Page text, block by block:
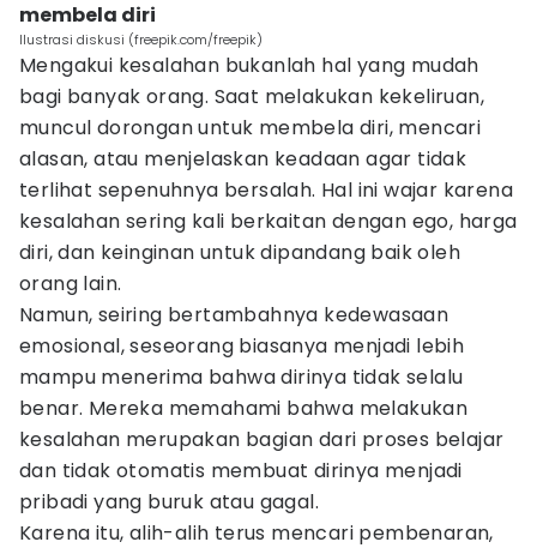
membela diri
Ilustrasi diskusi (freepik.com/freepik)
Mengakui kesalahan bukanlah hal yang mudah
bagi banyak orang. Saat melakukan kekeliruan,
muncul dorongan untuk membela diri, mencari
alasan, atau menjelaskan keadaan agar tidak
terlihat sepenuhnya bersalah. Hal ini wajar karena
kesalahan sering kali berkaitan dengan ego, harga
diri, dan keinginan untuk dipandang baik oleh
orang lain.
Namun, seiring bertambahnya kedewasaan
emosional, seseorang biasanya menjadi lebih
mampu menerima bahwa dirinya tidak selalu
benar. Mereka memahami bahwa melakukan
kesalahan merupakan bagian dari proses belajar
dan tidak otomatis membuat dirinya menjadi
pribadi yang buruk atau gagal.
Karena itu, alih-alih terus mencari pembenaran,